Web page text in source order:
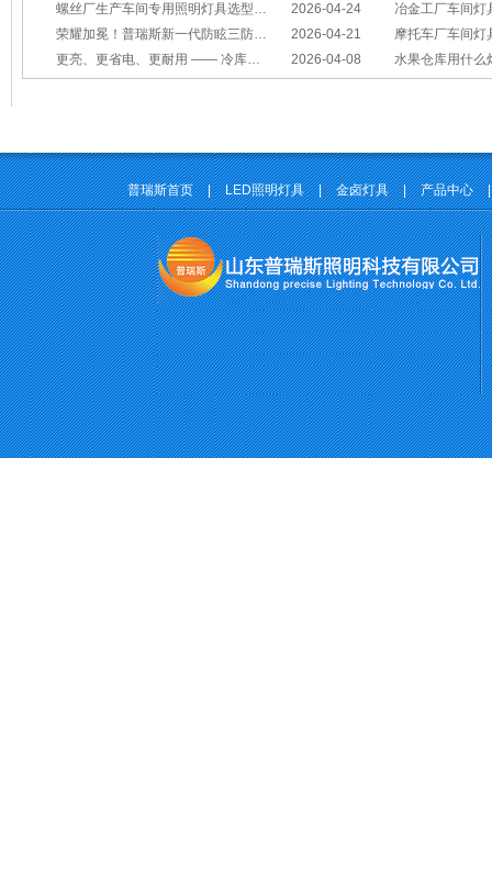
2026-04-24
螺丝厂生产车间专用照明灯具选型方案
冶金工厂车间灯具选型指南：
2026-04-21
荣耀加冕！普瑞斯新一代防眩三防灯BC-L斩获2026阿拉丁神灯奖
摩托车厂车间灯具怎么选？
2026-04-08
更亮、更省电、更耐用 —— 冷库照明优选 水果仓库用什么
普瑞斯首页 | LED照明灯具 | 金卤灯具 | 产品中心 |